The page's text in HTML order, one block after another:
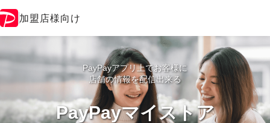
加盟店様向け
PayPayアプリ上でお客様に
店舗の情報を配信出来る
PayPayマイストア